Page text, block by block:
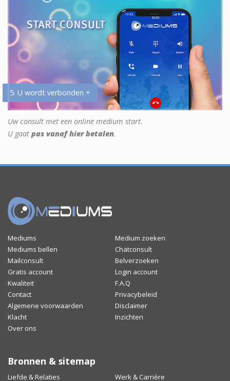
5. U wordt verbonden +
Uw consult met een online medium start.
U gaat pas vanaf hier betalen.
Mediums
Medium zoeken
Mediums bellen
Chatconsult
Mailconsult
Belverzoeken
Gratis account
Login account
Kwaliteit
F.A.Q
Contact
Privacybeleid
Algemene voorwaarden
Disclaimer
Klacht
Inzichten
Over ons
Bronnen & sitemap
Liefde & Relaties Werk & Carrière